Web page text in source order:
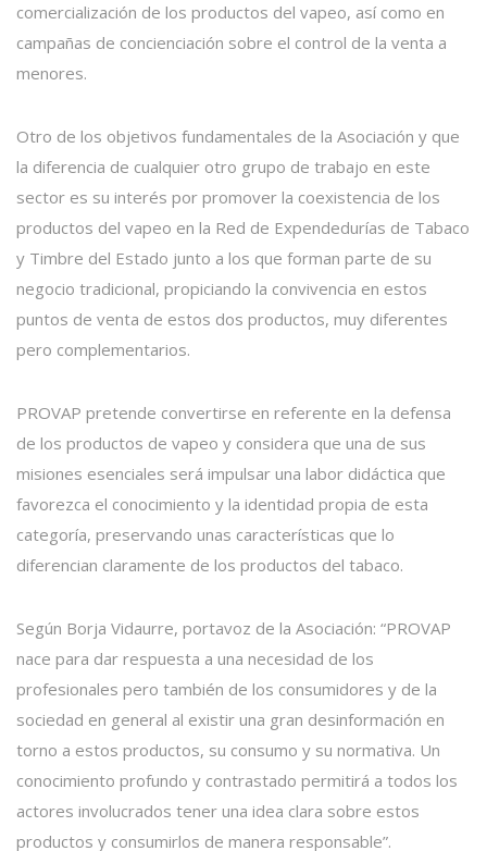
comercialización de los productos del vapeo, así como en
campañas de concienciación sobre el control de la venta a
menores.
Otro de los objetivos fundamentales de la Asociación y que
la diferencia de cualquier otro grupo de trabajo en este
sector es su interés por promover la coexistencia de los
productos del vapeo en la Red de Expendedurías de Tabaco
y Timbre del Estado junto a los que forman parte de su
negocio tradicional, propiciando la convivencia en estos
puntos de venta de estos dos productos, muy diferentes
pero complementarios.
PROVAP pretende convertirse en referente en la defensa
de los productos de vapeo y considera que una de sus
misiones esenciales será impulsar una labor didáctica que
favorezca el conocimiento y la identidad propia de esta
categoría, preservando unas características que lo
diferencian claramente de los productos del tabaco.
Según Borja Vidaurre, portavoz de la Asociación: “PROVAP
nace para dar respuesta a una necesidad de los
profesionales pero también de los consumidores y de la
sociedad en general al existir una gran desinformación en
torno a estos productos, su consumo y su normativa. Un
conocimiento profundo y contrastado permitirá a todos los
actores involucrados tener una idea clara sobre estos
productos y consumirlos de manera responsable”.